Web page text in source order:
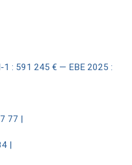
: 591 245 € — EBE 2025 :
77 |
|